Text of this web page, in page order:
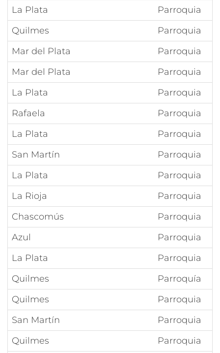
La Plata
Parroquia
Quilmes
Parroquia
Mar del Plata
Parroquia
Mar del Plata
Parroquia
La Plata
Parroquia
Rafaela
Parroquia
La Plata
Parroquia
San Martín
Parroquia
La Plata
Parroquia
La Rioja
Parroquia
Chascomús
Parroquia
Azul
Parroquia
La Plata
Parroquia
Quilmes
Parroquía
Quilmes
Parroquia
San Martín
Parroquia
Quilmes
Parroquia